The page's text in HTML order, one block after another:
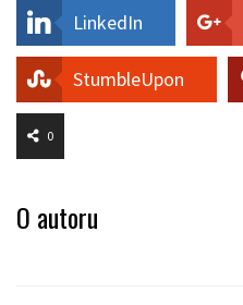
LinkedIn
StumbleUpon
0
O autoru